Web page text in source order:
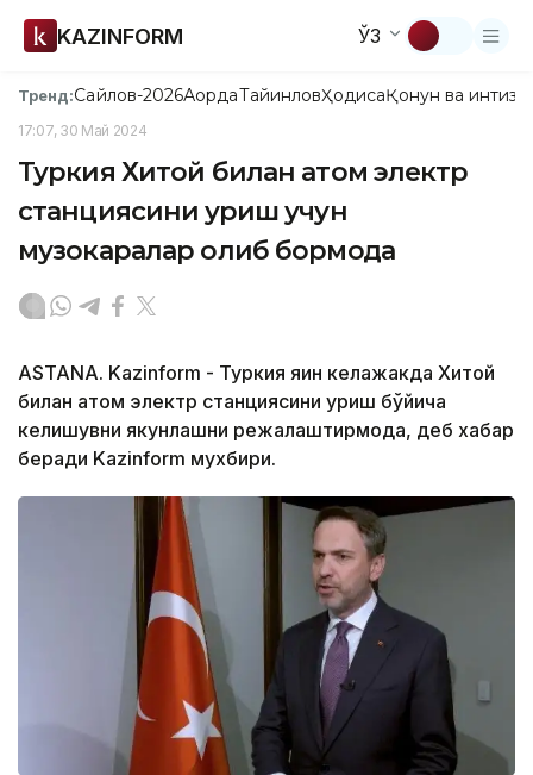
KAZINFORM ЎЗ
Тренд:Сайлов-2026АқордаТайинловҲодисаҚонун ва
17:07, 30 Май 2024
Туркия Хитой билан атом электр
станциясини қуриш учун
музокаралар олиб бормоқда
ASTANA. Kazinform - Туркия яқин келажакда Хитой
билан атом электр станциясини қуриш бўйича
келишувни якунлашни режалаштирмоқда, деб хабар
беради Kazinform мухбири.